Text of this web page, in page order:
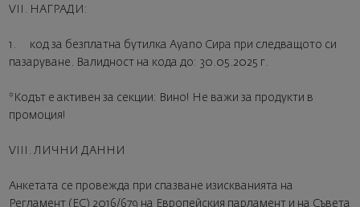
VII. НАГРАДИ:
1. код за безплатна бутилка Ayano Сира при следващото си
пазаруване. Валидност на кода до: 30.05.2025 г.
*Кодът е активен за секции: Вино! Не важи за продукти в
промоция!
VIII. ЛИЧНИ ДАННИ
Анкетата се провежда при спазване изискванията на
Регламент (ЕС) 2016/679 на Европейския парламент и на Съвета